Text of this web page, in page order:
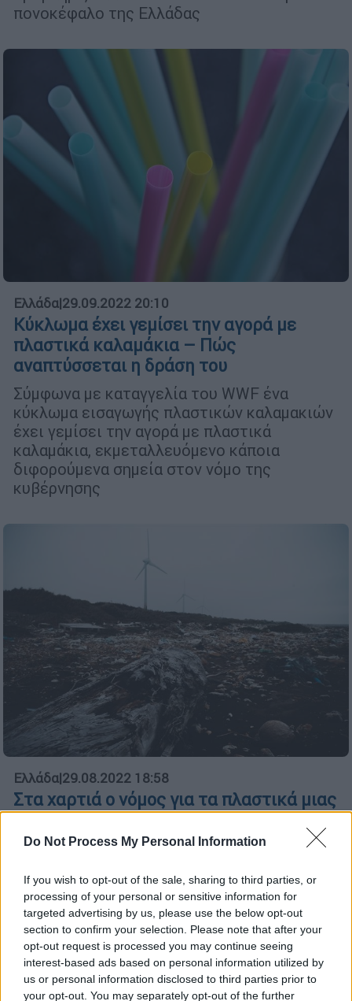
Do Not Process My Personal Information
If you wish to opt-out of the sale, sharing to third parties, or
processing of your personal or sensitive information for
targeted advertising by us, please use the below opt-out
section to confirm your selection. Please note that after your
opt-out request is processed you may continue seeing
interest-based ads based on personal information utilized by
us or personal information disclosed to third parties prior to
your opt-out. You may separately opt-out of the further
πονοκέφαλο της Ελλάδας
Ελλάδα|29.09.2022 20:10
Κύκλωμα έχει γεμίσει την αγορά με
πλαστικά καλαμάκια – Πώς
αναπτύσσεται η δράση του
Σύμφωνα με καταγγελία του WWF ένα
κύκλωμα εισαγωγής πλαστικών καλαμακιών
έχει γεμίσει την αγορά με πλαστικά
καλαμάκια, εκμεταλλευόμενο κάποια
διφορούμενα σημεία στον νόμο της
κυβέρνησης
Ελλάδα|29.08.2022 18:58
Στα χαρτιά ο νόμος για τα πλαστικά μιας
Γιατί δεν εφαρμόστηκε ποτέ - Τι
Κάτω από τη βάση η Ελλάδα σύμφωνα με την
έκθεση του WWF Ελλάς